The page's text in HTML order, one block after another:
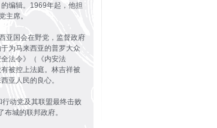
编辑。1969年起，他担
主席。
亚国会在野党，监督政府
为马来西亚的普罗大众
法令》（《内安法
被控上法庭。林吉祥被
亚人民的良心。
动党及其联盟最终击败
城的联邦政府。